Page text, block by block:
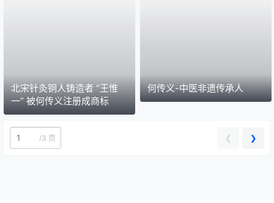
北宋针灸铜人铸造者 “王惟
一” 被何传义注册成商标
何传义-中医非遗传承人
/3 页 ❮ ❯